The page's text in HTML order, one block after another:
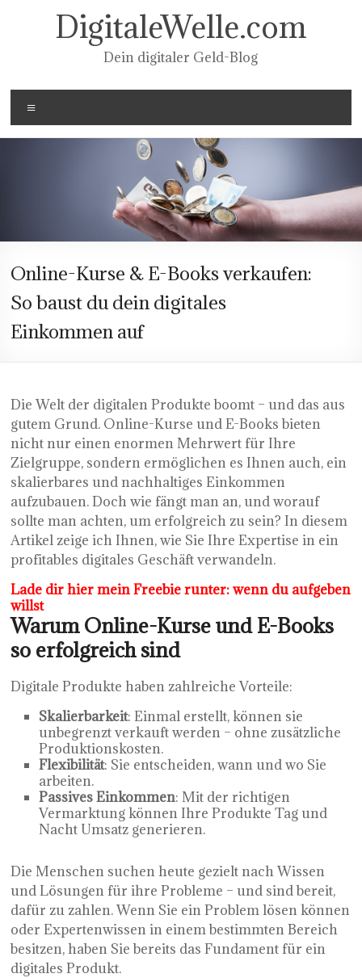
springenDigitaleWelle.com
Dein digitaler Geld-Blog
Online-Kurse & E-Books verkaufen:
So baust du dein digitales
Einkommen auf
Die Welt der digitalen Produkte boomt – und das aus
gutem Grund. Online-Kurse und E-Books bieten
nicht nur einen enormen Mehrwert für Ihre
Zielgruppe, sondern ermöglichen es Ihnen auch, ein
skalierbares und nachhaltiges Einkommen
aufzubauen. Doch wie fängt man an, und worauf
sollte man achten, um erfolgreich zu sein? In diesem
Artikel zeige ich Ihnen, wie Sie Ihre Expertise in ein
profitables digitales Geschäft verwandeln.
Lade dir hier mein Freebie runter:wenn du aufgeben
willst
Warum Online-Kurse und E-Books
so erfolgreich sind
Digitale Produkte haben zahlreiche Vorteile:
Skalierbarkeit: Einmal erstellt, können sie
unbegrenzt verkauft werden – ohne zusätzliche
Produktionskosten.
Flexibilität: Sie entscheiden, wann und wo Sie
arbeiten.
Passives Einkommen: Mit der richtigen
Vermarktung können Ihre Produkte Tag und
Nacht Umsatz generieren.
Die Menschen suchen heute gezielt nach Wissen
und Lösungen für ihre Probleme – und sind bereit,
dafür zu zahlen. Wenn Sie ein Problem lösen können
oder Expertenwissen in einem bestimmten Bereich
besitzen, haben Sie bereits das Fundament für ein
digitales Produkt.